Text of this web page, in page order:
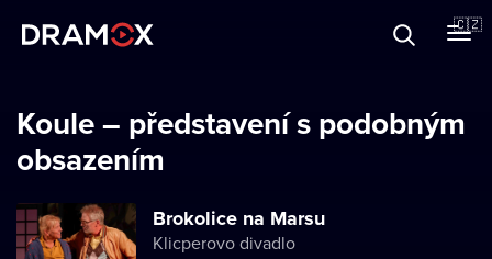
🇨🇿
Registrujte se
Koule – představení s podobným
obsazením
Brokolice na Marsu
Klicperovo divadlo